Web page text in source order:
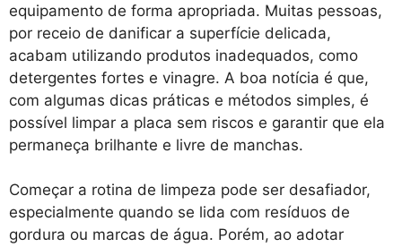
equipamento de forma apropriada. Muitas pessoas,
por receio de danificar a superfície delicada,
acabam utilizando produtos inadequados, como
detergentes fortes e vinagre. A boa notícia é que,
com algumas dicas práticas e métodos simples, é
possível limpar a placa sem riscos e garantir que ela
permaneça brilhante e livre de manchas.
Começar a rotina de limpeza pode ser desafiador,
especialmente quando se lida com resíduos de
gordura ou marcas de água. Porém, ao adotar